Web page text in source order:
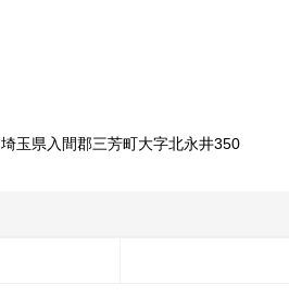
埼玉県入間郡三芳町大字北永井350